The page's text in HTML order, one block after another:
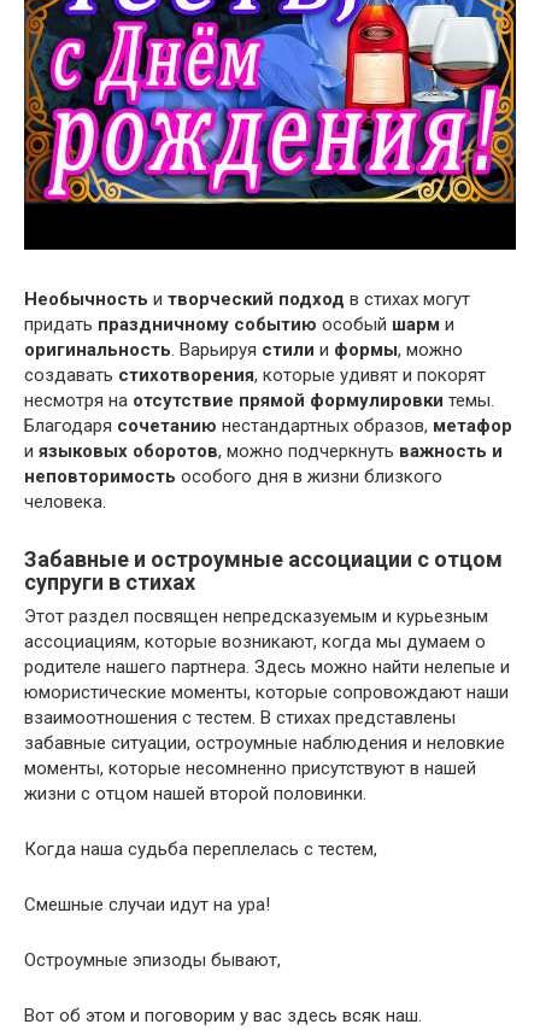
Необычность и творческий подход в стихах могут
придать праздничному событию особый шарм и
оригинальность. Варьируя стили и формы, можно
создавать стихотворения, которые удивят и покорят
несмотря на отсутствие прямой формулировки темы.
Благодаря сочетанию нестандартных образов, метафор
и языковых оборотов, можно подчеркнуть важность и
неповторимость особого дня в жизни близкого
человека.
Забавные и остроумные ассоциации с отцом
супруги в стихах
Этот раздел посвящен непредсказуемым и курьезным
ассоциациям, которые возникают, когда мы думаем о
родителе нашего партнера. Здесь можно найти нелепые и
юмористические моменты, которые сопровождают наши
взаимоотношения с тестем. В стихах представлены
забавные ситуации, остроумные наблюдения и неловкие
моменты, которые несомненно присутствуют в нашей
жизни с отцом нашей второй половинки.
Когда наша судьба переплелась с тестем,
Смешные случаи идут на ура!
Остроумные эпизоды бывают,
Вот об этом и поговорим у вас здесь всяк наш.